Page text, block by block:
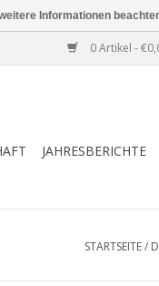
0 Artikel -
JAHRESBERICHTE
STARTSEITE/
Informationen